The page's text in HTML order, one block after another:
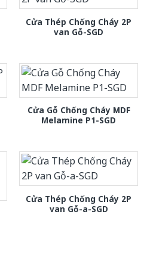
Cửa Thép Chống Cháy 2P
van Gỗ-SGD
Cửa Gỗ Chống Cháy MDF
Melamine P1-SGD
Cửa Thép Chống Cháy 2P
van Gỗ-a-SGD